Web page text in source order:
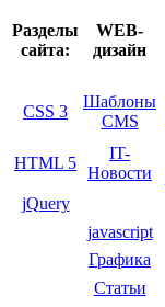
Разделы
сайта:
WEB-
дизайн
CSS 3
Шаблоны
CMS
HTML 5
IT-
Новости
jQuery
javascript
Графика
Статьи